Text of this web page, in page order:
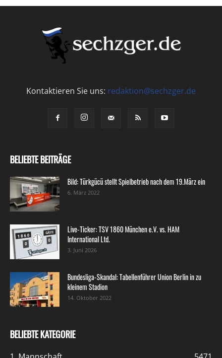
Kontaktieren Sie uns: redaktion@sechzger.de
BELIEBTE BEITRÄGE
Bild: Türkgücü stellt Spielbetrieb nach dem 19.März ein
6. März 2022
Live-Ticker: TSV 1860 München e.V. vs. HAM
International Ltd.
3. Juni 2026
Bundesliga-Skandal: Tabellenführer Union Berlin in zu
kleinem Stadion
14. Oktober 2022
BELIEBTE KATEGORIE